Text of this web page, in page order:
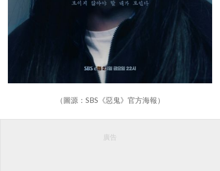
（圖源：SBS《惡鬼》官方海報）
廣告